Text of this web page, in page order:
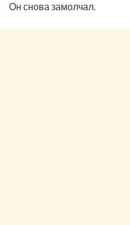
Он снова замолчал.